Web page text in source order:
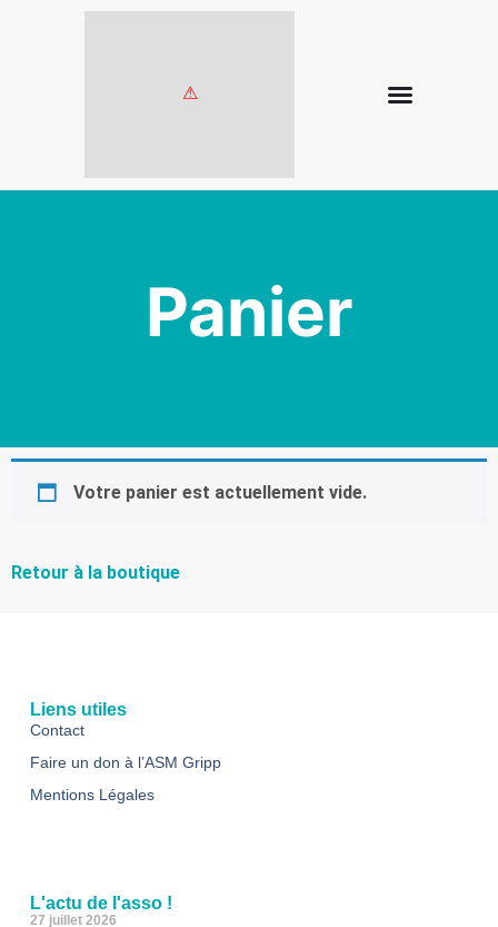
Panier
Votre panier est actuellement vide.
Retour à la boutique
Liens utiles
Contact
Faire un don à l’ASM Gripp
Mentions Légales
L'actu de l'asso !
27 juillet 2026